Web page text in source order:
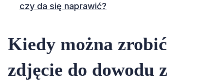
czy da się naprawić?
Kiedy można zrobić
zdjęcie do dowodu z